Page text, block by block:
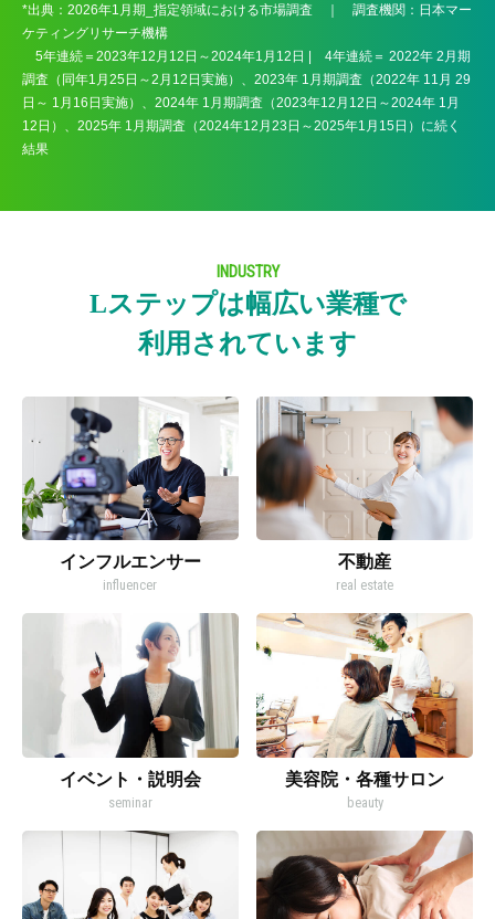
*出典：2026年1月期_指定領域における市場調査 ｜ 調査機関：日本マー
ケティングリサーチ機構
5年連続＝2023年12月12日～2024年1月12日 | 4年連続＝ 2022年 2月期
調査（同年1月25日～2月12日実施）、2023年 1月期調査（2022年 11月 29
日～ 1月16日実施）、2024年 1月期調査（2023年12月12日～2024年 1月
12日）、2025年 1月期調査（2024年12月23日～2025年1月15日）に続く
結果
INDUSTRY
Lステップは幅広い業種で
利用されています
インフルエンサー
influencer
不動産
real estate
イベント・説明会
seminar
美容院・各種サロン
beauty